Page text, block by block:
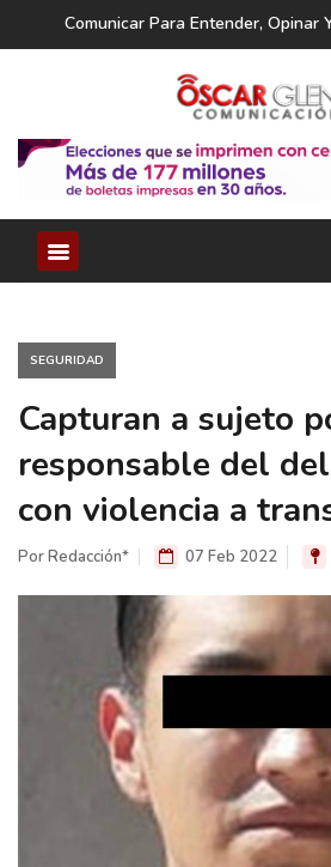
Comunicar Para Entender, Opinar
SEGURIDAD
Capturan a sujeto
responsable del
con violencia a
Por Redacción* 07 Feb 2022